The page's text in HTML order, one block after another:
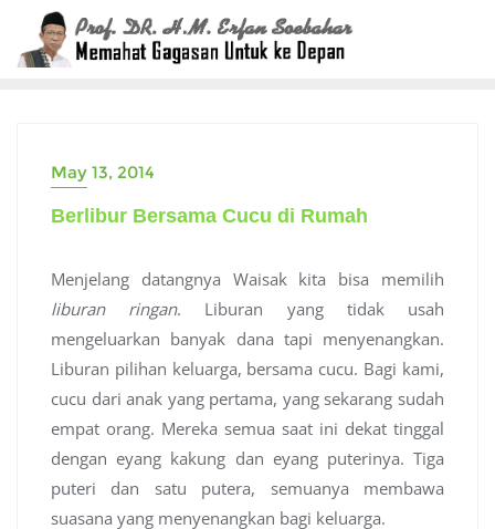
content
May 13, 2014
Berlibur Bersama Cucu di Rumah
Menjelang datangnya Waisak kita bisa memilih
liburan ringan. Liburan yang tidak usah
mengeluarkan banyak dana tapi menyenangkan.
Liburan pilihan keluarga, bersama cucu. Bagi kami,
cucu dari anak yang pertama, yang sekarang sudah
empat orang. Mereka semua saat ini dekat tinggal
dengan eyang kakung dan eyang puterinya. Tiga
puteri dan satu putera, semuanya membawa
suasana yang menyenangkan bagi keluarga.